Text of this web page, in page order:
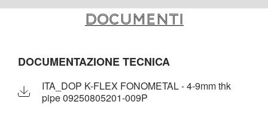
Documenti
DOCUMENTAZIONE TECNICA
ITA_DOP K-FLEX FONOMETAL - 4-9mm thk
pipe 09250805201-009P